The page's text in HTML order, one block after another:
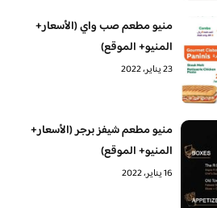
منيو مطعم صب واي (الأسعار+
المنيو+ الموقع)
23 يناير، 2022
منيو مطعم شيفز برجر (الأسعار+
المنيو+ الموقع)
16 يناير، 2022